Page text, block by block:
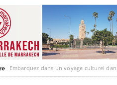
Embarquez dans un voyage culturel dans le